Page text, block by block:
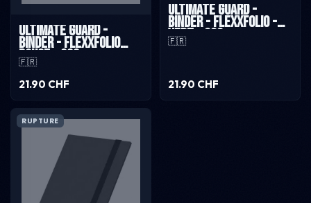
Ultimate Guard -
Binder - Flexxfolio
Rouge - 360
🇫🇷
21.90 CHF
Ultimate Guard -
Binder - Flexxfolio -
Vert - 360
🇫🇷
21.90 CHF
RUPTURE